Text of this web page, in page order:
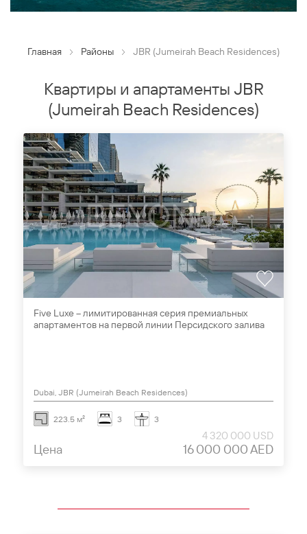
Главная Районы JBR (Jumeirah Beach Residences)
Квартиры и апартаменты JBR
(Jumeirah Beach Residences)
Five Luxe – лимитированная серия премиальных
апартаментов на первой линии Персидского залива
Dubai, JBR (Jumeirah Beach Residences)
223.5 м² 3 3
Цена
4 320 000 USD
16 000 000 AED